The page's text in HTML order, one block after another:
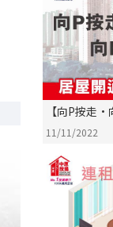
【向P按走
至好？
11/11/2022